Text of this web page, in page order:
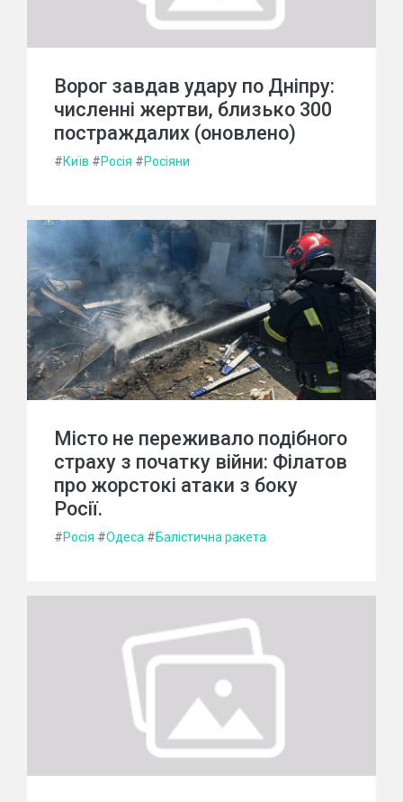
Ворог завдав удару по Дніпру:
численні жертви, близько 300
постраждалих (оновлено)
#Київ #Росія #Росіяни
Місто не переживало подібного
страху з початку війни: Філатов
про жорстокі атаки з боку
Росії.
#Росія #Одеса #Балістична ракета